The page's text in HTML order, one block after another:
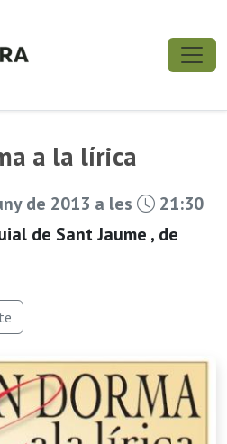
a la lírica
de 2013 a les
21:30
de Sant Jaume , de